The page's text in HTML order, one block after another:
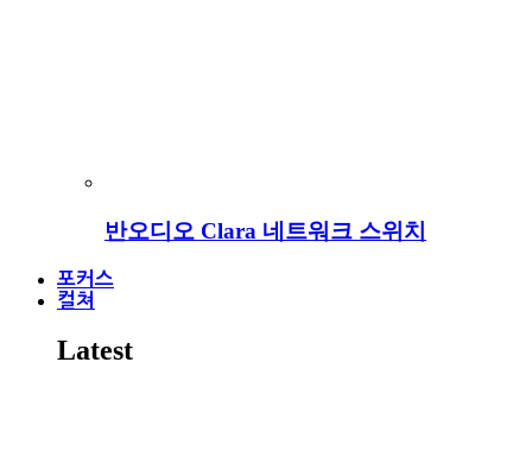
반오디오 Clara 네트워크 스위치
포커스
컬쳐
Latest